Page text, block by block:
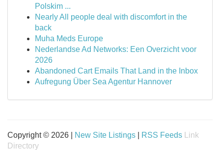
Polskim ...
Nearly All people deal with discomfort in the
back
Muha Meds Europe
Nederlandse Ad Networks: Een Overzicht voor
2026
Abandoned Cart Emails That Land in the Inbox
Aufregung Über Sea Agentur Hannover
Copyright © 2026 | New Site Listings RSS Feeds
Link
Directory